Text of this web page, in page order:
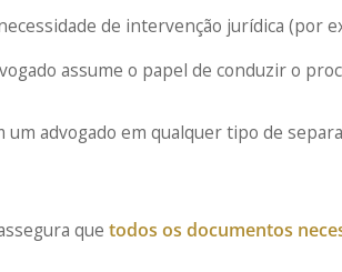
de intervenção jurídica (por
assume o papel de conduzir o
um advogado em qualquer tipo de
que todos os documentos